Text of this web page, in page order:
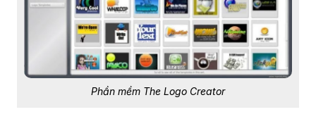
Phần mềm The Logo Creator